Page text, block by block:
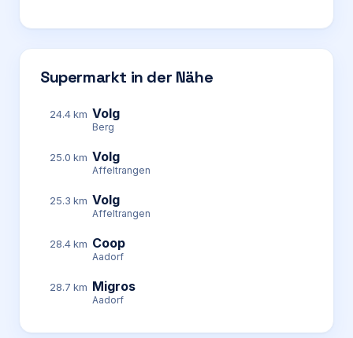
Supermarkt in der Nähe
24.4 km Volg
Berg
25.0 km Volg
Affeltrangen
25.3 km Volg
Affeltrangen
28.4 km Coop
Aadorf
28.7 km Migros
Aadorf